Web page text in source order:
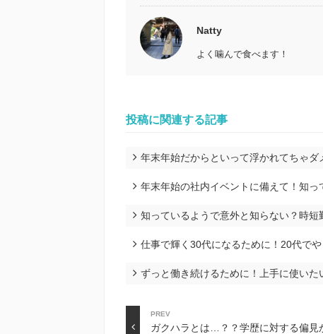
Natty
よく噛んで食べます！
投稿に関連する記事
年末年始だからといって浮かれてちゃダ
年末年始の社内イベントに備えて！知っ
知っているようで意外と知らない？時短
仕事で輝く30代になるために！20代で
ずっと働き続けるために！上手に使いた
PREV
ガクハラとは…？？学歴に対する偏見